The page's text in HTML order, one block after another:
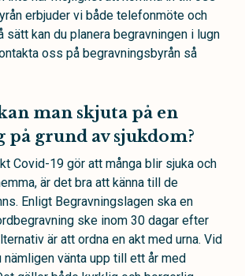
erbjuder vi både telefonmöte och
sätt kan du planera begravningen i lugn
oss på begravningsbyrån så
man skjuta på en
på grund av sjukdom?
Covid-19 gör att många blir sjuka och
är det bra att känna till de
Enligt Begravningslagen ska en
ske inom 30 dagar efter
är att ordna en akt med urna. Vid
nämligen vänta upp till ett år med